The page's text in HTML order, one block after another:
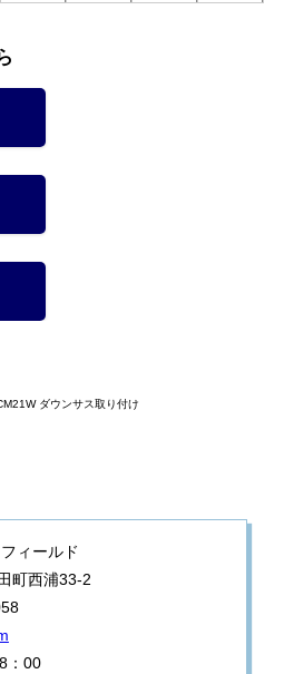
ダウンサス取り付け
ィールド
町西浦33-2
：00